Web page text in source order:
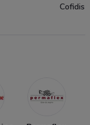
Cofidis